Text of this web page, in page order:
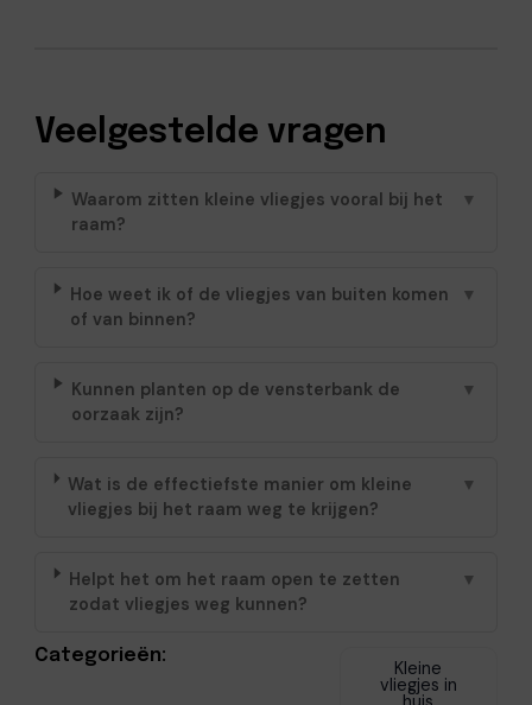
Veelgestelde vragen
Waarom zitten kleine vliegjes vooral bij het
raam?
▼
Hoe weet ik of de vliegjes van buiten komen
of van binnen?
▼
Kunnen planten op de vensterbank de
oorzaak zijn?
▼
Wat is de effectiefste manier om kleine
vliegjes bij het raam weg te krijgen?
▼
Helpt het om het raam open te zetten
zodat vliegjes weg kunnen?
▼
Categorieën:
Kleine
vliegjes in